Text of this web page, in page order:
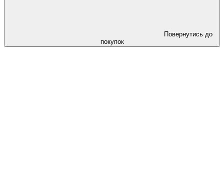
Повернутись до
покупок